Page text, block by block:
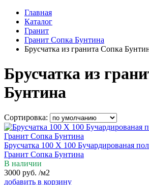
Главная
Каталог
Гранит
Гранит Сопка Бунтина
Брусчатка из гранита Сопка
Брусчатка из
Бунтина
Сортировка:
Брусчатка 100 Х 100 Бучардированая
Гранит Сопка Бунтина
В наличии
3000 руб. /м2
добавить в корзину